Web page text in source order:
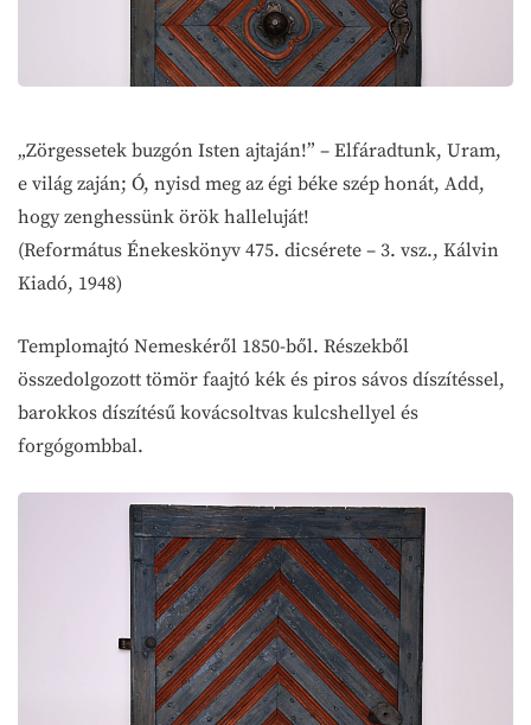
„Zörgessetek buzgón Isten ajtaján!” – Elfáradtunk, Uram,
e világ zaján; Ó, nyisd meg az égi béke szép honát, Add,
hogy zenghessünk örök halleluját!
(Református Énekeskönyv 475. dicsérete – 3. vsz., Kálvin
Kiadó, 1948)
Templomajtó Nemeskéről 1850-ből. Részekből
összedolgozott tömör faajtó kék és piros sávos díszítéssel,
barokkos díszítésű kovácsoltvas kulcshellyel és
forgógombbal.